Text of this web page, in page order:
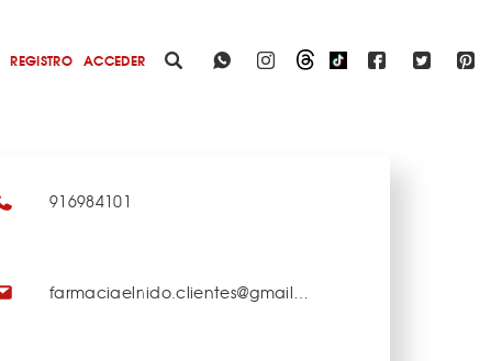
REGISTRO ACCEDER
916984101